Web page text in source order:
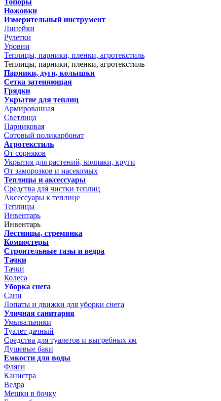
Топоры
Ножовки
Измерительный инструмент
Линейки
Рулетки
Уровни
Теплицы, парники, пленки, агротекстиль
Теплицы, парники, пленки, агротекстиль
Парники, дуги, колышки
Сетка затеняющая
Грядки
Укрытие для теплиц
Армированная
Светлица
Парниковая
Сотовый поликарбонат
Агротекстиль
От сорняков
Укрытия для растений, колпаки, круги
От заморозков и насекомых
Теплицы и аксессуары
Средства для чистки теплиц
Аксессуары к теплице
Теплицы
Инвентарь
Инвентарь
Лестницы, стремянка
Компостеры
Строительные тазы и ведра
Тачки
Тачки
Колеса
Уборка снега
Сани
Лопаты и движки для уборки снега
Уличная санитария
Умывальники
Туалет дачный
Средства для туалетов и выгребных ям
Душевые баки
Емкости для воды
Фляги
Канистра
Ведра
Мешки в бочку